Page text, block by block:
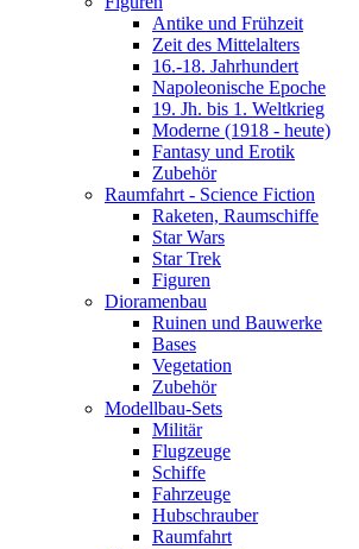
Antike und Frühzeit
Zeit des Mittelalters
16.-18. Jahrhundert
Napoleonische Epoche
19. Jh. bis 1. Weltkrieg
Moderne (1918 - heute)
Fantasy und Erotik
Zubehör
Raumfahrt - Science Fiction
Raketen, Raumschiffe
Star Wars
Star Trek
Figuren
Dioramenbau
Ruinen und Bauwerke
Bases
Vegetation
Zubehör
Modellbau-Sets
Militär
Flugzeuge
Schiffe
Fahrzeuge
Hubschrauber
Raumfahrt